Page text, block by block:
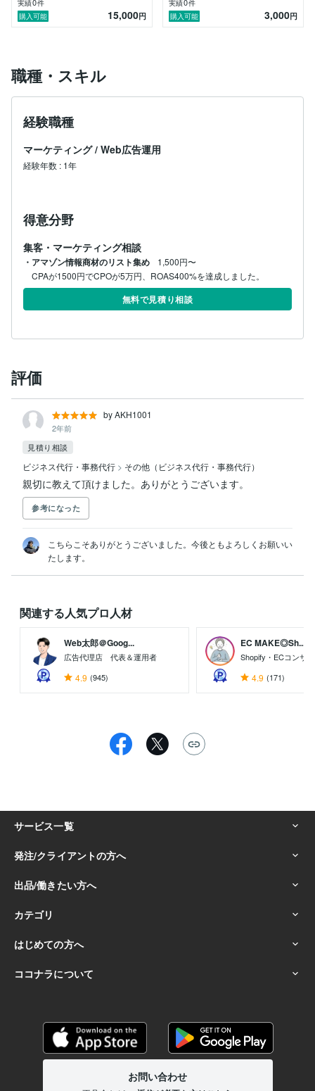
・改善：広告結果に基づいた改善案の提示と実施
ー最適なターゲットへの提案/修正
■案件に関する質問や対応期間
・基本的には広告アカウントは用意していただきます。
・フルリモートでの対応です。（基本はチャット対応／
必要性の高さによってビジオ通話も可／チャットへの返
答は1日以内、各種設定依頼などは3日以内での対応予
■業務時間
実績0件
購入可能
15,000円
実績0件
購入可能
3,000円
職種・スキル
経験職種
マーケティング / Web広告運用
経験年数 : 1年
得意分野
集客・マーケティング相談
・アマゾン情報商材のリスト集め
1,500円〜
CPAが1500円でCPOが5万円、ROAS400%を達成しました。
無料で見積り相談
評価
by AKH1001
2年前
見積り相談
ビジネス代行・事務代行 > その他（ビジネス代行・事務代行）
親切に教えて頂けました。ありがとうございます。
参考になった
こちらこそありがとうございました。今後ともよろしくお願いい
たします。
関連する人気プロ人材
Web太郎＠Goog...
広告代理店 代表＆運用者
4.9 (945)
EC MAKE◎Sh...
Shopify・ECコンサ
4.9 (171)